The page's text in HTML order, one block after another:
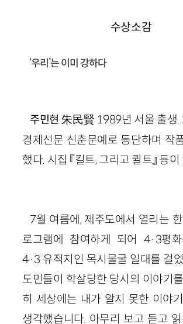
수상소감
‘우리’는 이미 강하다
주민현 朱民賢 1989년 서울 출생.
경제신문 신춘문예로 등단하며 작
했다. 시집 『킬트, 그리고 퀼트』 등이
7월 여름에, 제주도에서 열리는
로그램에 참여하게 되어 4·3평
4·3 유적지인 목시물굴 일대를 걸
도민들이 학살당한 당시의 이야기
히 세상에는 내가 알지 못한 이야
생각했습니다. 아무리 보고 듣고